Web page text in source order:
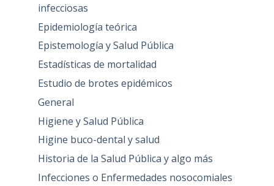
infecciosas
Epidemiología teórica
Epistemología y Salud Pública
Estadísticas de mortalidad
Estudio de brotes epidémicos
General
Higiene y Salud Pública
Higine buco-dental y salud
Historia de la Salud Pública y algo más
Infecciones o Enfermedades nosocomiales